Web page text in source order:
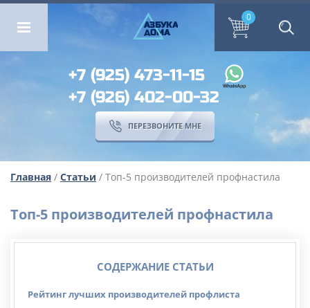
ОМА ПЕРЕЗВОНИТЕ МНЕ
ОМА
АЗБУКА
0
+7 (925) 473-11-15
+7 (926) 402-00-32
ПЕРЕЗВОНИТЕ МНЕ
Главная / Статьи / Топ-5 производителей профнастила
Топ-5 производителей профнастила
СОДЕРЖАНИЕ СТАТЬИ
Рейтинг лучших производителей профлиста